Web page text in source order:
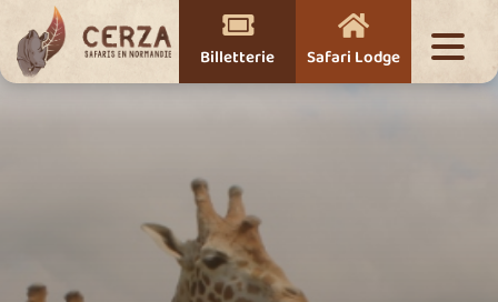

Billetterie

Safari Lodge